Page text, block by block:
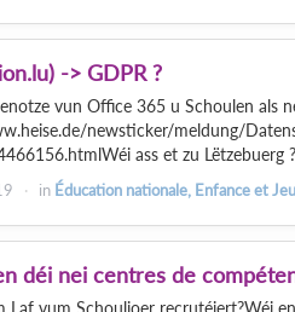
-> GDPR ?
vun Office 365 u Schoulen als
newsticker/meldung/
ass et zu Lëtzebuerg ?
in Éducation nationale, Enfance et
déi nei centres de
Laf vum Schouljoer recrutéiert?Wéi